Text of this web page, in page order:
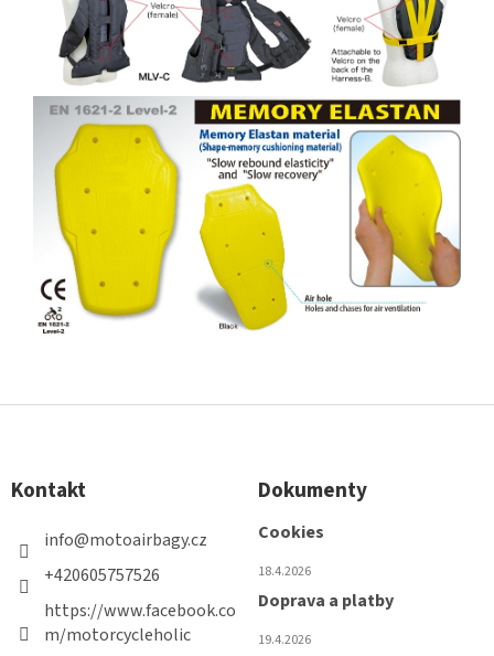
Z
Kontakt
info@motoairbagy.cz
+420605757526
https://www.facebook.co
m/motorcycleholic
Dokumenty
Cookies
18.4.2026
Doprava a platby
19.4.2026